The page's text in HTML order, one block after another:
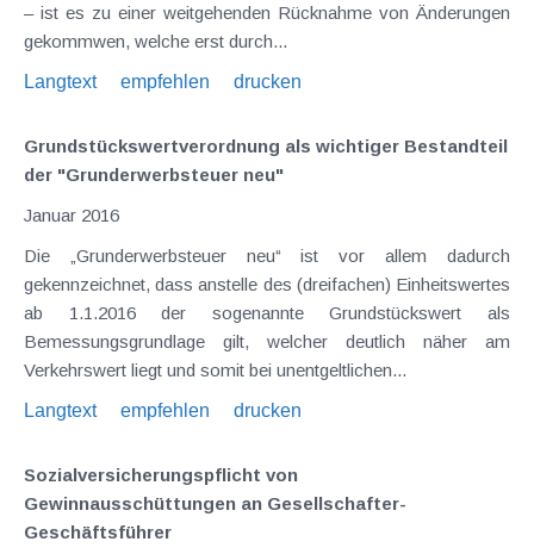
– ist es zu einer weitgehenden Rücknahme von Änderungen
gekommwen, welche erst durch...
Langtext
empfehlen drucken
Grundstückswertverordnung als wichtiger Bestandteil
der "Grunderwerbsteuer neu"
Januar 2016
Die „Grunderwerbsteuer neu“ ist vor allem dadurch
gekennzeichnet, dass anstelle des (dreifachen) Einheitswertes
ab 1.1.2016 der sogenannte Grundstückswert als
Bemessungsgrundlage gilt, welcher deutlich näher am
Verkehrswert liegt und somit bei unentgeltlichen...
Langtext
empfehlen drucken
Sozialversicherungspflicht von
Gewinnausschüttungen an Gesellschafter-
Geschäftsführer